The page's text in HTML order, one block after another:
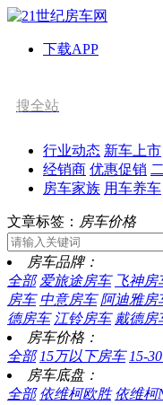
下载APP
搜全站
行业动态 新车上市
经销商 优惠促销
房车家族 用车养车
文章标签： 房车价格
房车品牌：
全部 爱旅途房车 飞神房
房车 中意房车 阿迪雅房
德房车 江铃房车 戴德房
房车价格：
全部 15万以下房车 15-
房车底盘：
全部 依维柯欧胜 依维柯